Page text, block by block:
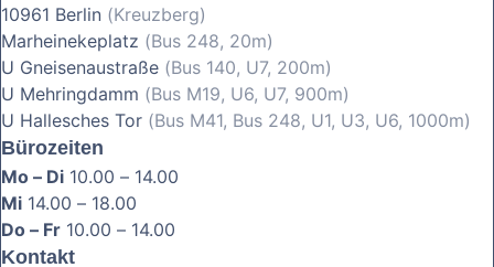
10961 Berlin (Kreuzberg)
Marheinekeplatz (Bus 248, 20m)
U Gneisenaustraße (Bus 140, U7, 200m)
U Mehringdamm (Bus M19, U6, U7, 900m)
U Hallesches Tor (Bus M41, Bus 248, U1, U3, U6, 1000m)
Bürozeiten
Mo – Di 10.00 – 14.00
Mi 14.00 – 18.00
Do – Fr 10.00 – 14.00
Kontakt